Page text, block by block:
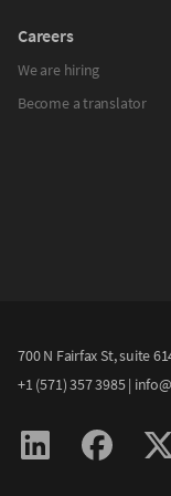
Careers
We are hiring
Become a translator
700 N Fairfax St, suite
+1 (571) 357 3985|